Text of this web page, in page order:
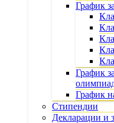
График
График
График
Стипендии
Декларации и